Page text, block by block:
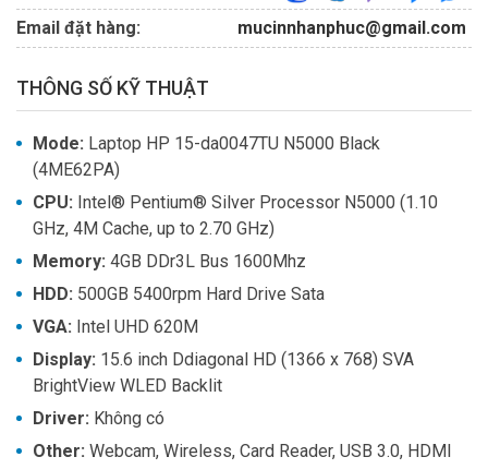
Email đặt hàng:
mucinnhanphuc@gmail.com
THÔNG SỐ KỸ THUẬT
Mode: Laptop HP 15-da0047TU N5000 Black
(4ME62PA)
CPU: Intel® Pentium® Silver Processor N5000 (1.10
GHz, 4M Cache, up to 2.70 GHz)
Memory: 4GB DDr3L Bus 1600Mhz
HDD: 500GB 5400rpm Hard Drive Sata
VGA: Intel UHD 620M
Display: 15.6 inch Ddiagonal HD (1366 x 768) SVA
BrightView WLED Backlit
Driver: Không có
Other: Webcam, Wireless, Card Reader, USB 3.0, HDMI